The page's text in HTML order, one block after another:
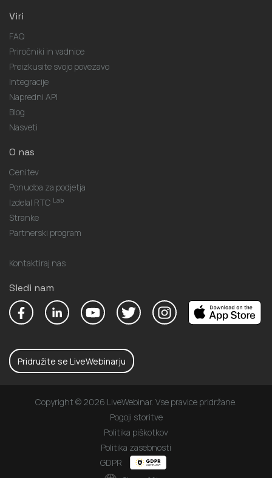
Viri
FAQ
Priročniki in vadnice
Preizkusite svojo povezavo
Integracije
Napredni API
Blog
Nasveti
O nas
Cenitev
Ponudba za podjetja
Izdelal RTC Lab
Stranke
Partnerski program
Kontaktiraj nas
Sledi nam
Pridružite se LiveWebinarju
Copyright © 2026 LiveWebinar. Vse pravice pridržane.
Pogoji storitve
Politika piškotkov
Politika zasebnosti
GDPR